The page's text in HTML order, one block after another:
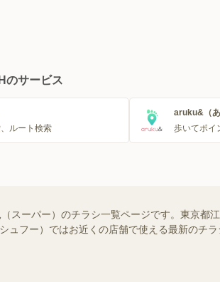
のサービス
ルート検索
aruku&（あ
歩いてポイ
スーパー）のチラシ一覧ページです。東京都
ュフー）ではお近くの店舗で使える最新のチ